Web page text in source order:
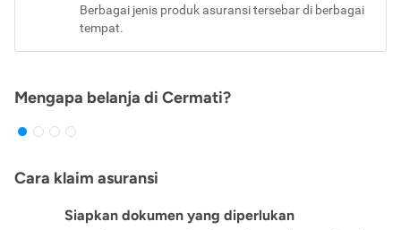
Berbagai jenis produk asuransi tersebar di berbagai
tempat.
Mengapa belanja di Cermati?
Cara klaim asuransi
Siapkan dokumen yang diperlukan